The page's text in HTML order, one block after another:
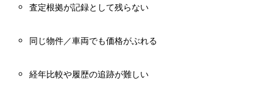
査定根拠が記録として残らない
同じ物件／車両でも価格がぶれる
経年比較や履歴の追跡が難しい